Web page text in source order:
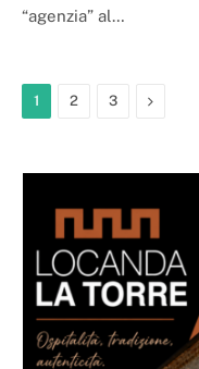
“agenzia” al…
1 2 3 Next